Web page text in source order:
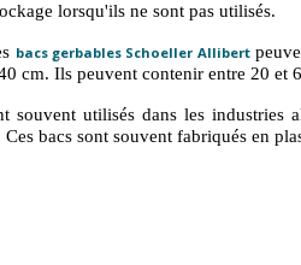
lorsqu'ils ne sont pas utilisés.
bacs gerbables Schoeller Allibert
cm. Ils peuvent contenir entre 20 et
souvent utilisés dans les
bacs sont souvent fabriqués en